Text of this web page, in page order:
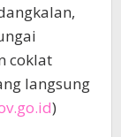
coklat
langsung
)